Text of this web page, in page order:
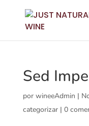
Sed
por wineeAdmin |
categorizar| 0